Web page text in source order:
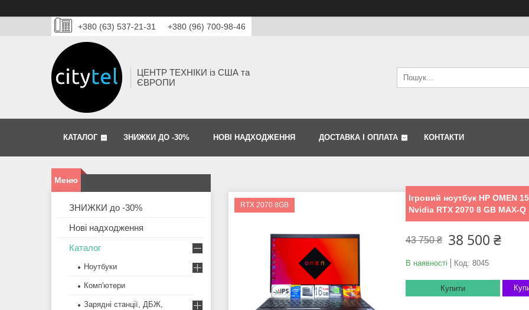
+380 (63) 537-21-31 +380 (96) 700-98-46
ЦЕНТР ТЕХНІКИ із США та
ЄВРОПИ
КАТАЛОГ ЗНИЖКИ ДО -30% НОВІ НАДХОДЖЕННЯ ДОСТАВКА І ОПЛАТА КОНТАКТИ
RTX 2070 8GB
Ігровий ноутбук HP OMEN
Nvidia RTX 2070 8 GB MAX-Q
43 750 ₴ 38 500 ₴
В наявності Код: 8045
Купити
ЗНИЖКИ до -30%
Нові надходження
Каталог
Ноутбуки
Комп'ютери
Зарядні станції, ДБЖ,